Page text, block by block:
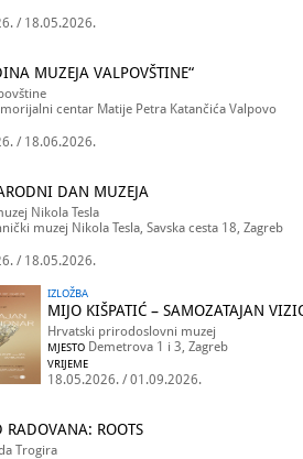
/ 18.05.2026.
MUZEJA VALPOVŠTINE“
centar Matije Petra Katančića Valpovo
/ 18.06.2026.
DAN MUZEJA
Nikola Tesla
muzej Nikola Tesla, Savska cesta 18, Zagreb
/ 18.05.2026.
IZLOŽBA
MIJO KIŠPATIĆ – SAMOZATAJAN
Hrvatski prirodoslovni muzej
MJESTO Demetrova 1 i 3, Zagreb
VRIJEME
18.05.2026. / 01.09.2026.
RADOVANA: ROOTS
Trogira